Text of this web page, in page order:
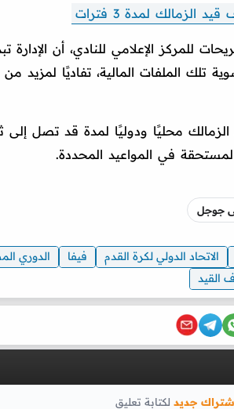
لمدة 3 فترات
للمركز الإعلامي للنادي، أن الإدارة
تلك الملفات المالية، تفاديًا لمزيد من
محليًا ودوليًا لمدة قد تصل إلى
في المواعيد المحددة.
جوجل
الاتحاد الدولي لكرة القدم فيفا
الدوري
القيد
جديد لكتابة تعليق